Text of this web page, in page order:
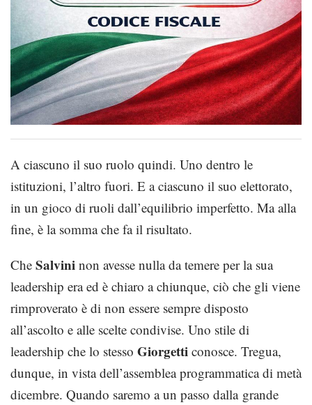
A ciascuno il suo ruolo quindi. Uno dentro le
istituzioni, l’altro fuori. E a ciascuno il suo elettorato,
in un gioco di ruoli dall’equilibrio imperfetto. Ma alla
fine, è la somma che fa il risultato.
Che Salvini non avesse nulla da temere per la sua
leadership era ed è chiaro a chiunque, ciò che gli viene
rimproverato è di non essere sempre disposto
all’ascolto e alle scelte condivise. Uno stile di
leadership che lo stesso Giorgetti conosce. Tregua,
dunque, in vista dell’assemblea programmatica di metà
dicembre. Quando saremo a un passo dalla grande